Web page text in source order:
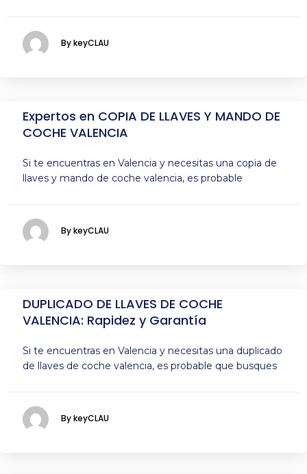
By keyCLAU
Expertos en COPIA DE LLAVES Y MANDO DE
COCHE VALENCIA
Si te encuentras en Valencia y necesitas una copia de
llaves y mando de coche valencia, es probable
By keyCLAU
DUPLICADO DE LLAVES DE COCHE
VALENCIA: Rapidez y Garantía
Si te encuentras en Valencia y necesitas una duplicado
de llaves de coche valencia, es probable que busques
By keyCLAU